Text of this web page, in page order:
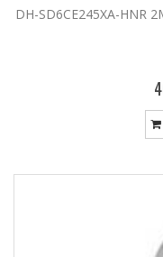
DH-SD6CE245XA-HNR